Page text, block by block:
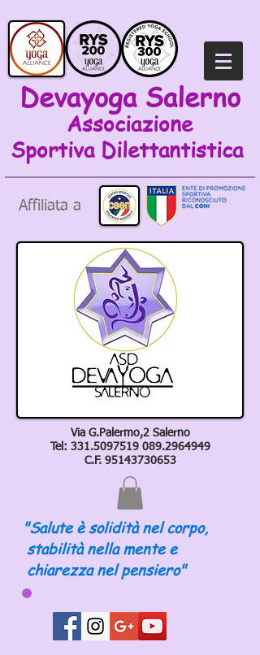
Devayoga Salerno
Associazione
Sportiva Dilettantistica
Affiliata a
Via G.Palermo,2 Salerno
Tel: 331.5097519 089.2964949
C.F. 95143730653
"Salute è solidità nel corpo,
stabilità nella mente e
chiarezza nel pensiero"